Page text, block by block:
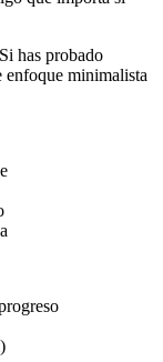
Si has probado
enfoque minimalista